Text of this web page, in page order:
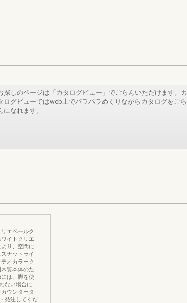
探しのページは「カタログビュー」でごらんいただけます。カ
ログビューではweb上でパラパラめくりながらカタログをごら
になれます。
エペールク
イトクリエ
り、空間に
ナットライ
オカラーク
質本体のた
は、脚を使
ない場合に
ウンタータ
発注してくだ